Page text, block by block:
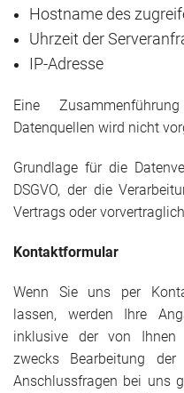
Hostname des
Uhrzeit der
IP-Adresse
Eine
Datenquellen wird nicht
Grundlage für die
DSGVO, der die
Vertrags oder
Kontaktformular
Wenn Sie uns per
lassen, werden Ihre
inklusive der von Ihnen
zwecks Bearbeitung
Anschlussfragen bei uns